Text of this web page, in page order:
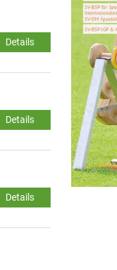
Details
Details
Details